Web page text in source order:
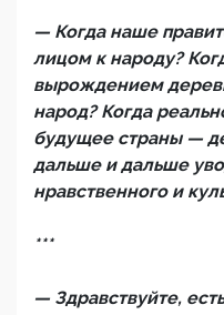
— Когда наше
лицом к народу?
вырождением
народ? Когда
будущее страны —
дальше и дальше
нравственного и
***
— Здравствуйте,